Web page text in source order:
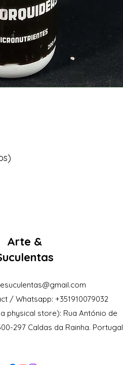
Arte &
/ Whatsapp: +351910079032
physical store): Rua António de
297 Caldas da Rainha. Portugal